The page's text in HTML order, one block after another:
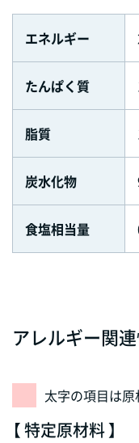
エネルギー
たんぱく質
脂質
炭水化物
食塩相当量
アレルギー関
太字の項目は原
【 特定原材料 】